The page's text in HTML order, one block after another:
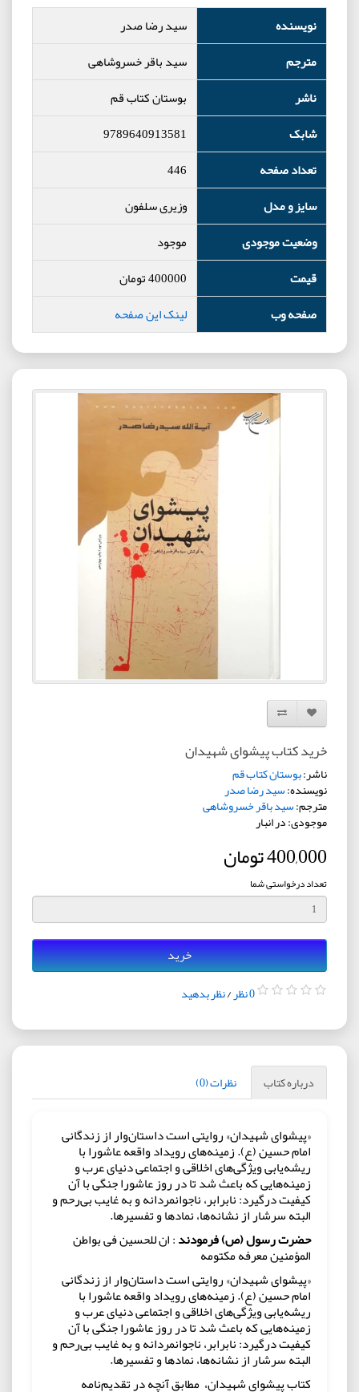
نویسنده
سید رضا صدر
مترجم
سید باقر خسروشاهی
ناشر
بوستان کتاب قم
شابک
9789640913581
تعداد صفحه
446
سایز و مدل
وزیری سلفون
وضعیت موجودی
موجود
قیمت
400000تومان
صفحه وب
لینک این صفحه
افزودن به لیست دلخواه
مقایسه این محصول
خرید کتاب پیشوای شهیدان
ناشر:بوستان کتاب قم
نویسنده:سید رضا صدر
مترجم:سید باقر خسروشاهی
موجودی: در انبار
400,000 تومان
تعداد درخواستی شما
خرید
0 نظر /نظر بدهید
درباره کتاب نظرات (0)
«پیشوای شهیدان» روایتی است داستان‌وار از زندگانی
امام حسین (ع). زمینه‌های رویداد واقعه عاشورا با
ریشه‌یابی ویژگی‌های اخلاقی و اجتماعی دنیای عرب و
زمینه‌هایی که باعث شد تا در روز عاشورا جنگی با آن
کیفیت درگیرد: نابرابر، ناجوانمردانه و به غایب بی‌رحم و
البته سرشار از نشانه‌ها، نماد‌ها و تفسیر‌ها.
حضرت رسول (ص) فرمودند: ان للحسین فی بواطن
المؤمنین معرفه مکتومه
«پیشوای شهیدان» روایتی است داستان‌وار از زندگانی
امام حسین (ع). زمینه‌های رویداد واقعه عاشورا با
ریشه‌یابی ویژگی‌های اخلاقی و اجتماعی دنیای عرب و
زمینه‌هایی که باعث شد تا در روز عاشورا جنگی با آن
کیفیت درگیرد: نابرابر، ناجوانمردانه و به غایب بی‌رحم و
البته سرشار از نشانه‌ها، نماد‌ها و تفسیر‌ها.
کتاب پیشوای شهیدان، ‌ مطابق آنچه در تقدیم‌نامه